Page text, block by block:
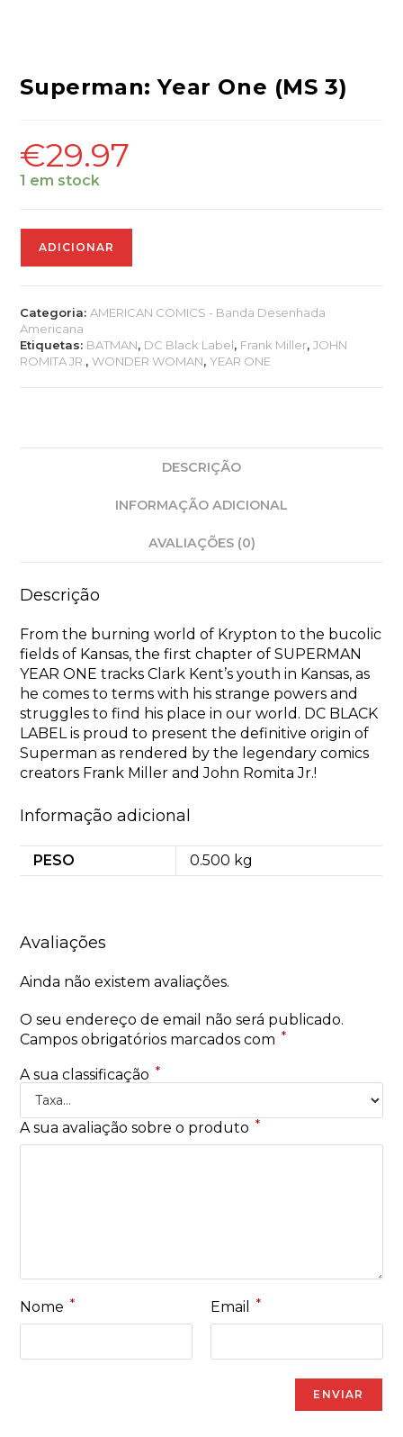
Superman: Year One (MS 3)
€29.97
1 em stock
Superman:
(MS
3)
ADICIONAR
Categoria: AMERICAN COMICS - Banda Desenhada
Americana
Etiquetas: BATMAN, DC Black Label, Frank Miller,JOHN
ROMITA JR. ,WONDER WOMAN,YEAR ONE
DESCRIÇÃO
INFORMAÇÃO ADICIONAL
AVALIAÇÕES (0)
Descrição
From the burning world of Krypton to the bucolic
fields of Kansas, the first chapter of SUPERMAN
YEAR ONE tracks Clark Kent’s youth in Kansas, as
he comes to terms with his strange powers and
struggles to find his place in our world. DC BLACK
LABEL is proud to present the definitive origin of
Superman as rendered by the legendary comics
creators Frank Miller and John Romita Jr.!
Informação adicional
PESO 0.500 kg
Avaliações
Ainda não existem avaliações.
O seu endereço de email não será publicado.
Campos obrigatórios marcados com *
A sua classificação *
A sua avaliação sobre o produto *
Nome * Email *